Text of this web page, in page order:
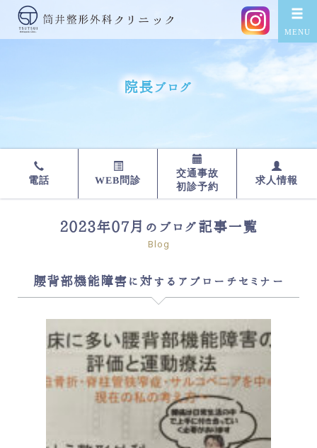
院長ブログ
電話 WEB問診
交通事故
初診予約
求人情報
2023年07月のブログ記事一覧
Blog
腰背部機能障害に対するアプローチセミナー